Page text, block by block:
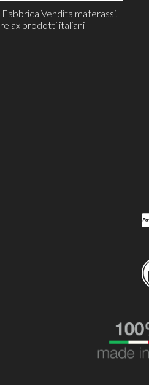
Vendita materassi,
prodotti italiani